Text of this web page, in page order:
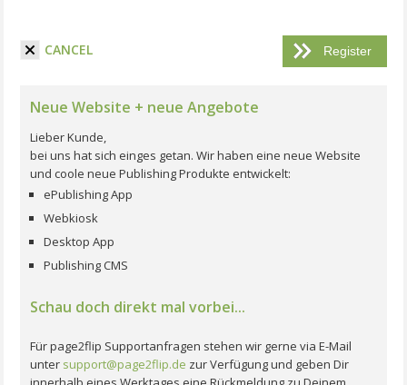
CANCEL
Neue Website + neue Angebote
Lieber Kunde,
bei uns hat sich einges getan. Wir haben eine neue Website
und coole neue Publishing Produkte entwickelt:
ePublishing App
Webkiosk
Desktop App
Publishing CMS
Schau doch direkt mal vorbei...
Für page2flip Supportanfragen stehen wir gerne via E-Mail
unter support@page2flip.de zur Verfügung und geben Dir